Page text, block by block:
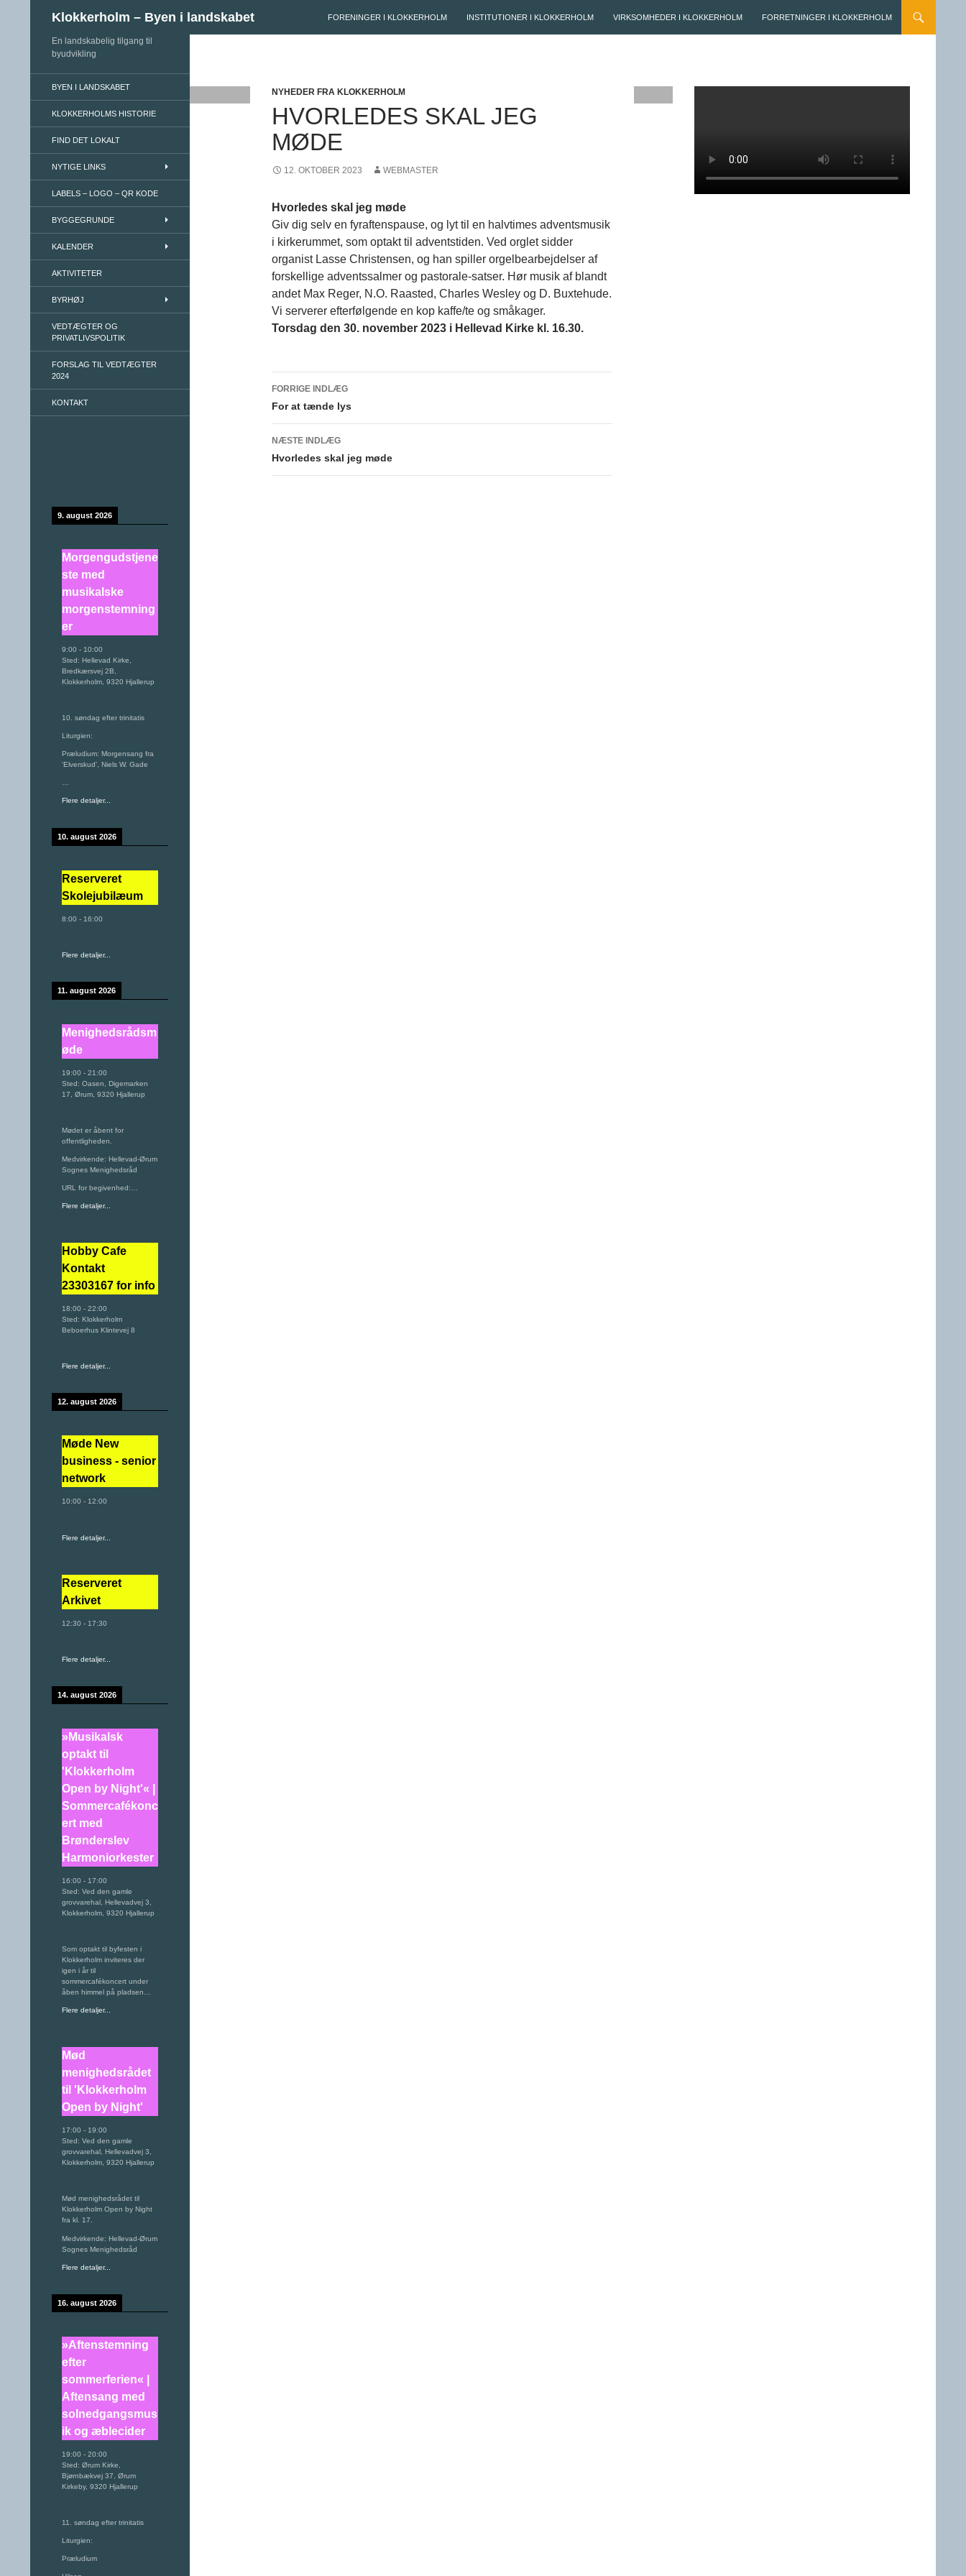
Hop til indhold
Klokkerholm – Byen i landskabet FORENINGER I KLOKKERHOLM INSTITUTIONER I KLOKKERHOLM VIRKSOMHEDER I KLOKKERHOLM FORRETNINGER I KLOKKERHOLM
NYHEDER FRA KLOKKERHOLM
HVORLEDES SKAL JEG
MØDE
12. OKTOBER 2023 WEBMASTER
Hvorledes skal jeg møde
Giv dig selv en fyraftenspause, og lyt til en halvtimes adventsmusik
i kirkerummet, som optakt til adventstiden. Ved orglet sidder
organist Lasse Christensen, og han spiller orgelbearbejdelser af
forskellige adventssalmer og pastorale-satser. Hør musik af blandt
andet Max Reger, N.O. Raasted, Charles Wesley og D. Buxtehude.
Vi serverer efterfølgende en kop kaffe/te og småkager.
Torsdag den 30. november 2023 i Hellevad Kirke kl. 16.30.
Indlægsnavigation
FORRIGE INDLÆG
For at tænde lys
NÆSTE INDLÆG
Hvorledes skal jeg møde
En landskabelig tilgang til
byudvikling
BYEN I LANDSKABET
KLOKKERHOLMS HISTORIE
FIND DET LOKALT
NYTIGE LINKS
LABELS – LOGO – QR KODE
BYGGEGRUNDE
KALENDER
AKTIVITETER
BYRHØJ
VEDTÆGTER OG
PRIVATLIVSPOLITIK
FORSLAG TIL VEDTÆGTER
2024
KONTAKT
9. august 2026
Morgengudstjene
ste med
musikalske
morgenstemning
er
9:00 - 10:00
Sted: Hellevad Kirke,
Bredkærsvej 2B,
Klokkerholm, 9320 Hjallerup
10. søndag efter trinitatis
Liturgien:
Præludium: Morgensang fra
'Elverskud', Niels W. Gade
…
Flere detaljer...
10. august 2026
Reserveret
Skolejubilæum
8:00 - 16:00
Flere detaljer...
11. august 2026
Menighedsrådsm
øde
19:00 - 21:00
Sted: Oasen, Digemarken
17, Ørum, 9320 Hjallerup
Mødet er åbent for
offentligheden.
Medvirkende: Hellevad-Ørum
Sognes Menighedsråd
URL for begivenhed:…
Flere detaljer...
Hobby Cafe
Kontakt
23303167 for info
18:00 - 22:00
Sted: Klokkerholm
Beboerhus Klintevej 8
Flere detaljer...
12. august 2026
Møde New
business - senior
network
10:00 - 12:00
Flere detaljer...
Reserveret
Arkivet
12:30 - 17:30
Flere detaljer...
14. august 2026
»Musikalsk
optakt til
'Klokkerholm
Open by Night'« |
Sommercafékonc
ert med
Brønderslev
Harmoniorkester
16:00 - 17:00
Sted: Ved den gamle
grovvarehal, Hellevadvej 3,
Klokkerholm, 9320 Hjallerup
Som optakt til byfesten i
Klokkerholm inviteres der
igen i år til
sommercafékoncert under
åben himmel på pladsen…
Flere detaljer...
Mød
menighedsrådet
til 'Klokkerholm
Open by Night'
17:00 - 19:00
Sted: Ved den gamle
grovvarehal, Hellevadvej 3,
Klokkerholm, 9320 Hjallerup
Mød menighedsrådet til
Klokkerholm Open by Night
fra kl. 17.
Medvirkende: Hellevad-Ørum
Sognes Menighedsråd
Flere detaljer...
16. august 2026
»Aftenstemning
efter
sommerferien« |
Aftensang med
solnedgangsmus
ik og æblecider
19:00 - 20:00
Sted: Ørum Kirke,
Bjørnbækvej 37, Ørum
Kirkeby, 9320 Hjallerup
11. søndag efter trinitatis
Liturgien:
Præludium